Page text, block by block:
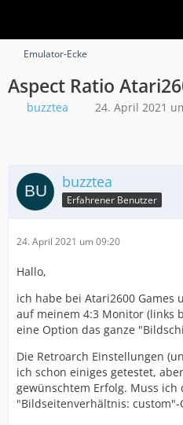
Emulator-Ecke
Aspect Ratio
buzztea 24. April 2021
buzztea
Erfahrener Benutzer
24. April 2021 um 09:20
Hallo,
ich habe bei Atari2600
auf meinem 4:3 Monitor (links
eine Option das ganze
Die Retroarch Einstellungen
ich schon einiges getestet,
gewünschtem Erfolg. Muss
"Bildseitenverhältnis: